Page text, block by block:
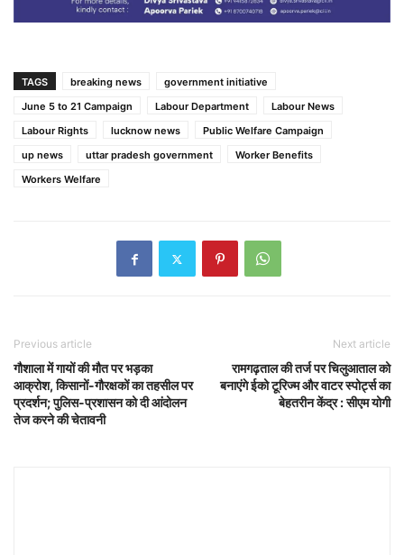
TAGS breaking news
government initiative
June 5 to 21 Campaign
Labour Department
Labour News
Labour Rights
lucknow news
Public Welfare Campaign
up news
uttar pradesh government
Worker Benefits
Workers Welfare
Previous article
गौशाला में गायों की मौत पर भड़का
आक्रोश, किसानों-गौरक्षकों का तहसील पर
प्रदर्शन; पुलिस-प्रशासन को दी आंदोलन
तेज करने की चेतावनी
Next article
रामगढ़ताल की तर्ज पर चिलुआताल को
बनाएंगे ईको टूरिज्म और वाटर स्पोर्ट्स का
बेहतरीन केंद्र : सीएम योगी